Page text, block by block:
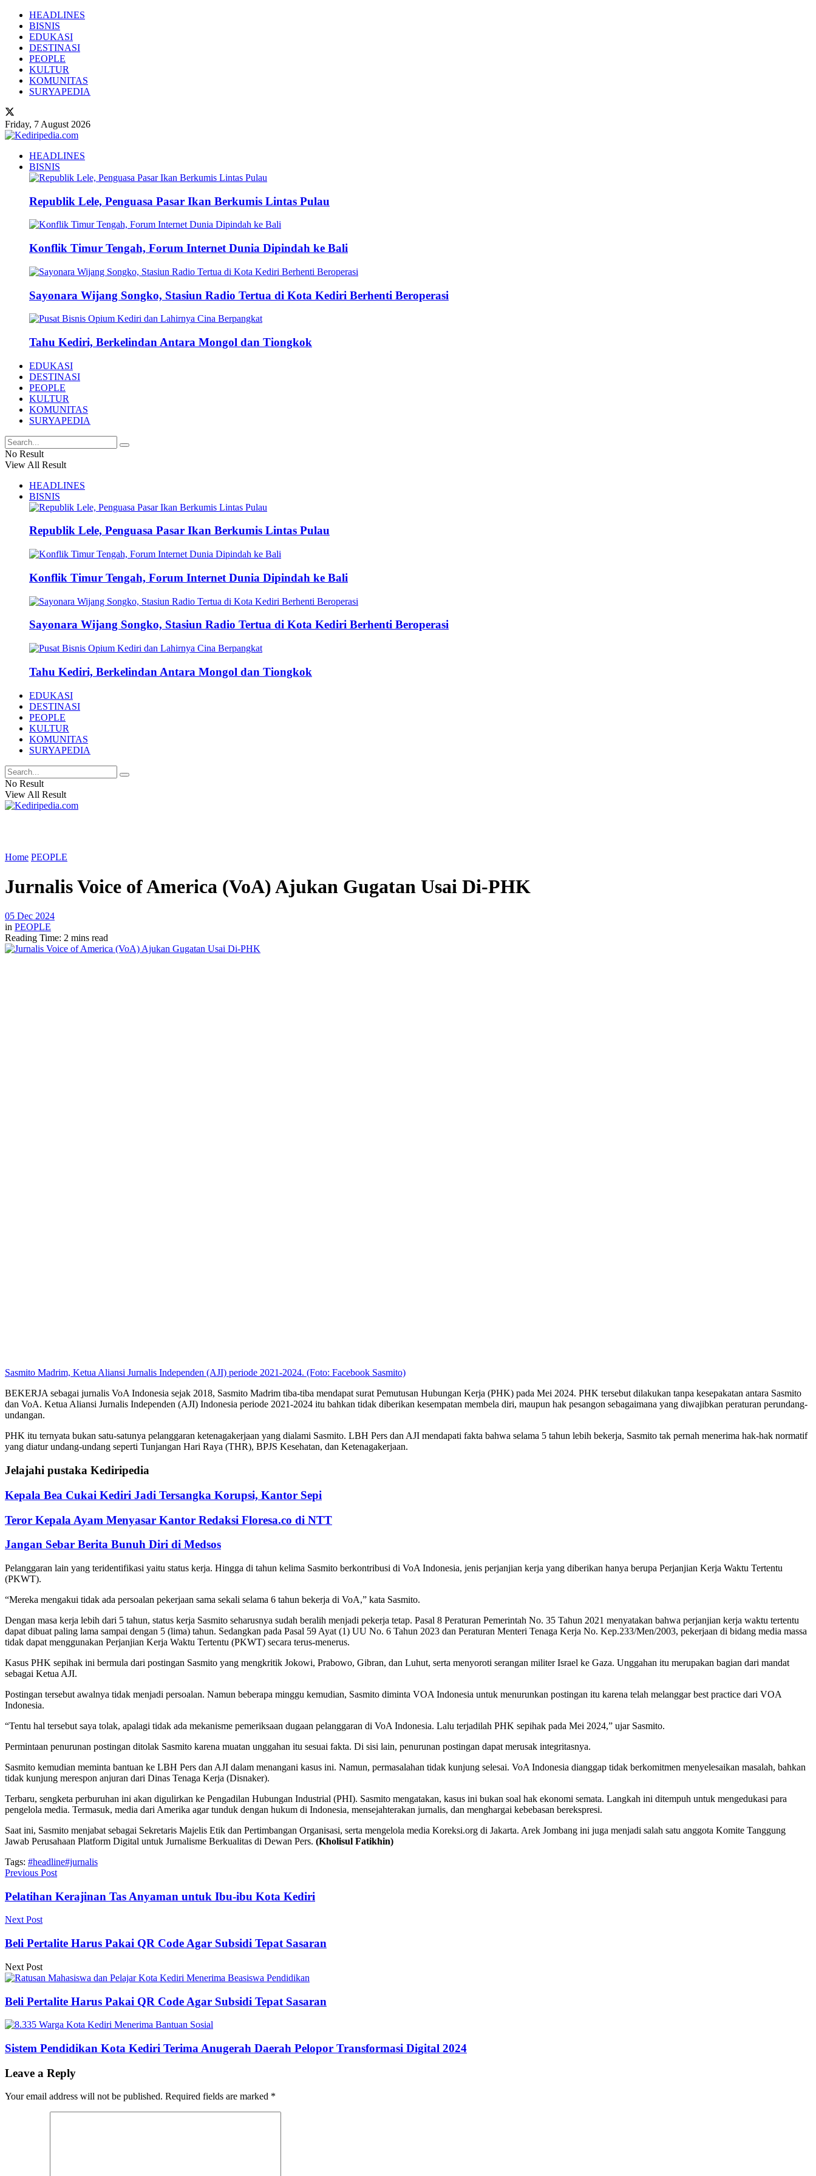
HEADLINES
BISNIS
EDUKASI
DESTINASI
PEOPLE
KULTUR
KOMUNITAS
SURYAPEDIA
Friday, 7 August 2026
HEADLINES
BISNIS
Republik Lele, Penguasa Pasar Ikan Berkumis Lintas Pulau
Konflik Timur Tengah, Forum Internet Dunia Dipindah ke Bali
Sayonara Wijang Songko, Stasiun Radio Tertua di Kota Kediri Berhenti Beroperasi
Tahu Kediri, Berkelindan Antara Mongol dan Tiongkok
EDUKASI
DESTINASI
PEOPLE
KULTUR
KOMUNITAS
SURYAPEDIA
No Result
View All Result
HEADLINES
BISNIS
Republik Lele, Penguasa Pasar Ikan Berkumis Lintas Pulau
Konflik Timur Tengah, Forum Internet Dunia Dipindah ke Bali
Sayonara Wijang Songko, Stasiun Radio Tertua di Kota Kediri Berhenti Beroperasi
Tahu Kediri, Berkelindan Antara Mongol dan Tiongkok
EDUKASI
DESTINASI
PEOPLE
KULTUR
KOMUNITAS
SURYAPEDIA
No Result
View All Result
Home PEOPLE
Jurnalis Voice of America (VoA) Ajukan Gugatan Usai Di-PHK
05 Dec 2024
in PEOPLE
Reading Time: 2 mins read
Sasmito Madrim, Ketua Aliansi Jurnalis Independen (AJI) periode 2021-2024. (Foto: Facebook Sasmito)
BEKERJA sebagai jurnalis VoA Indonesia sejak 2018, Sasmito Madrim tiba-tiba mendapat surat Pemutusan Hubungan Kerja (PHK) pada Mei 2024. PHK tersebut dilakukan tanpa kesepakatan antara Sasmito
dan VoA. Ketua Aliansi Jurnalis Independen (AJI) Indonesia periode 2021-2024 itu bahkan tidak diberikan kesempatan membela diri, maupun hak pesangon sebagaimana yang diwajibkan peraturan perundang-
undangan.
PHK itu ternyata bukan satu-satunya pelanggaran ketenagakerjaan yang dialami Sasmito. LBH Pers dan AJI mendapati fakta bahwa selama 5 tahun lebih bekerja, Sasmito tak pernah menerima hak-hak normatif
yang diatur undang-undang seperti Tunjangan Hari Raya (THR), BPJS Kesehatan, dan Ketenagakerjaan.
Jelajahi pustaka Kediripedia
Kepala Bea Cukai Kediri Jadi Tersangka Korupsi, Kantor Sepi
Teror Kepala Ayam Menyasar Kantor Redaksi Floresa.co di NTT
Jangan Sebar Berita Bunuh Diri di Medsos
Pelanggaran lain yang teridentifikasi yaitu status kerja. Hingga di tahun kelima Sasmito berkontribusi di VoA Indonesia, jenis perjanjian kerja yang diberikan hanya berupa Perjanjian Kerja Waktu Tertentu
(PKWT).
“Mereka mengakui tidak ada persoalan pekerjaan sama sekali selama 6 tahun bekerja di VoA,” kata Sasmito.
Dengan masa kerja lebih dari 5 tahun, status kerja Sasmito seharusnya sudah beralih menjadi pekerja tetap. Pasal 8 Peraturan Pemerintah No. 35 Tahun 2021 menyatakan bahwa perjanjian kerja waktu tertentu
dapat dibuat paling lama sampai dengan 5 (lima) tahun. Sedangkan pada Pasal 59 Ayat (1) UU No. 6 Tahun 2023 dan Peraturan Menteri Tenaga Kerja No. Kep.233/Men/2003, pekerjaan di bidang media massa
tidak dapat menggunakan Perjanjian Kerja Waktu Tertentu (PKWT) secara terus-menerus.
Kasus PHK sepihak ini bermula dari postingan Sasmito yang mengkritik Jokowi, Prabowo, Gibran, dan Luhut, serta menyoroti serangan militer Israel ke Gaza. Unggahan itu merupakan bagian dari mandat
sebagai Ketua AJI.
Postingan tersebut awalnya tidak menjadi persoalan. Namun beberapa minggu kemudian, Sasmito diminta VOA Indonesia untuk menurunkan postingan itu karena telah melanggar best practice dari VOA
Indonesia.
“Tentu hal tersebut saya tolak, apalagi tidak ada mekanisme pemeriksaan dugaan pelanggaran di VoA Indonesia. Lalu terjadilah PHK sepihak pada Mei 2024,” ujar Sasmito.
Permintaan penurunan postingan ditolak Sasmito karena muatan unggahan itu sesuai fakta. Di sisi lain, penurunan postingan dapat merusak integritasnya.
Sasmito kemudian meminta bantuan ke LBH Pers dan AJI dalam menangani kasus ini. Namun, permasalahan tidak kunjung selesai. VoA Indonesia dianggap tidak berkomitmen menyelesaikan masalah, bahkan
tidak kunjung merespon anjuran dari Dinas Tenaga Kerja (Disnaker).
Terbaru, sengketa perburuhan ini akan digulirkan ke Pengadilan Hubungan Industrial (PHI). Sasmito mengatakan, kasus ini bukan soal hak ekonomi semata. Langkah ini ditempuh untuk mengedukasi para
pengelola media. Termasuk, media dari Amerika agar tunduk dengan hukum di Indonesia, mensejahterakan jurnalis, dan menghargai kebebasan berekspresi.
Saat ini, Sasmito menjabat sebagai Sekretaris Majelis Etik dan Pertimbangan Organisasi, serta mengelola media Koreksi.org di Jakarta. Arek Jombang ini juga menjadi salah satu anggota Komite Tanggung
Jawab Perusahaan Platform Digital untuk Jurnalisme Berkualitas di Dewan Pers. (Kholisul Fatikhin)
Tags: #headline#jurnalis
Previous Post
Pelatihan Kerajinan Tas Anyaman untuk Ibu-ibu Kota Kediri
Next Post
Beli Pertalite Harus Pakai QR Code Agar Subsidi Tepat Sasaran
Next Post
Beli Pertalite Harus Pakai QR Code Agar Subsidi Tepat Sasaran
Sistem Pendidikan Kota Kediri Terima Anugerah Daerah Pelopor Transformasi Digital 2024
Leave a Reply
Your email address will not be published. Required fields are marked *